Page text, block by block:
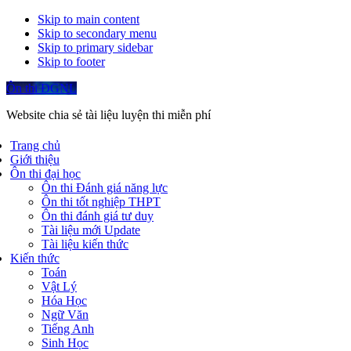
Skip to main content
Skip to secondary menu
Skip to primary sidebar
Skip to footer
Ôn thi ĐGNL
Website chia sẻ tài liệu luyện thi miễn phí
Trang chủ
Giới thiệu
Ôn thi đại học
Ôn thi Đánh giá năng lực
Ôn thi tốt nghiệp THPT
Ôn thi đánh giá tư duy
Tài liệu mới Update
Tài liệu kiến thức
Kiến thức
Toán
Vật Lý
Hóa Học
Ngữ Văn
Tiếng Anh
Sinh Học